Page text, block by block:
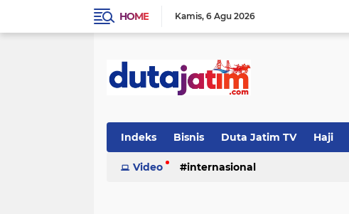
HOME Kamis 6 Agu 2026
Indeks Bisnis Duta Jatim TV Haji
Video internasional